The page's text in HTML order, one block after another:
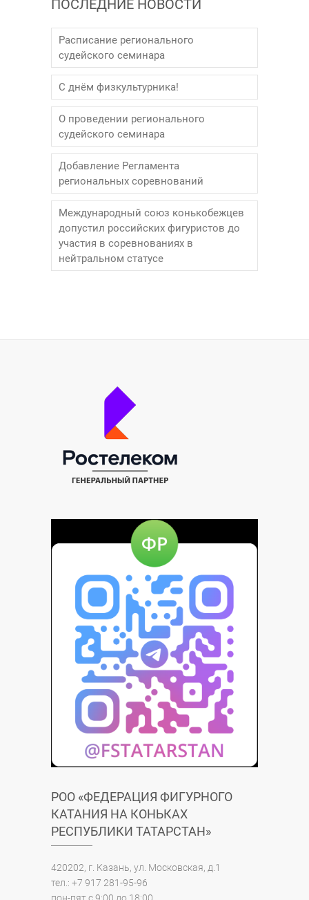
ПОСЛЕДНИЕ НОВОСТИ
Расписание регионального
судейского семинара
С днём физкультурника!
О проведении регионального
судейского семинара
Добавление Регламента
региональных соревнований
Международный союз конькобежцев
допустил российских фигуристов до
участия в соревнованиях в
нейтральном статусе
РОО «ФЕДЕРАЦИЯ ФИГУРНОГО
КАТАНИЯ НА КОНЬКАХ
РЕСПУБЛИКИ ТАТАРСТАН»
420202, г. Казань, ул. Московская, д.1
тел.: +7 917 281-95-96